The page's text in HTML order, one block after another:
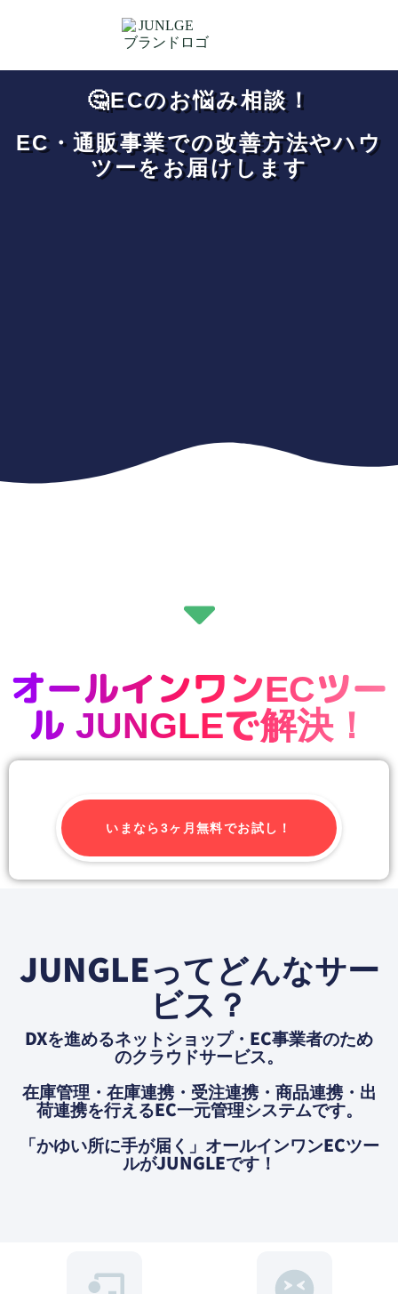
🤔ECのお悩み相談！
EC・通販事業での改善方法やハウ
ツーをお届けします
オールインワンECツー
ル JUNGLEで解決！
いまなら3ヶ月無料でお試し！
JUNGLEってどんなサー
ビス？
DXを進めるネットショップ・EC事業者のため
のクラウドサービス。
在庫管理・在庫連携・受注連携・商品連携・出
荷連携を⾏えるEC⼀元管理システムです。
「かゆい所に⼿が届く」オールインワンECツー
ルがJUNGLEです！